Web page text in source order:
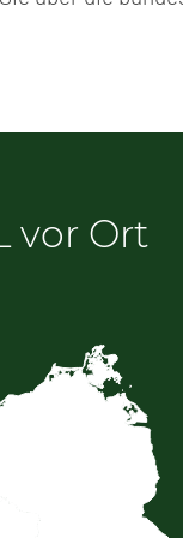
vor Ort